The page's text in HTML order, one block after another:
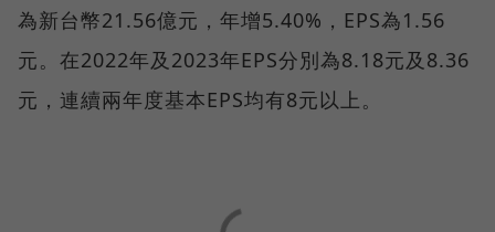
為新台幣21.56億元，年增5.40%，EPS為1.56
元。在2022年及2023年EPS分別為8.18元及8.36
元，連續兩年度基本EPS均有8元以上。